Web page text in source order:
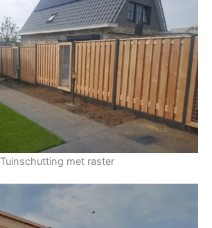
Tuinschutting met raster